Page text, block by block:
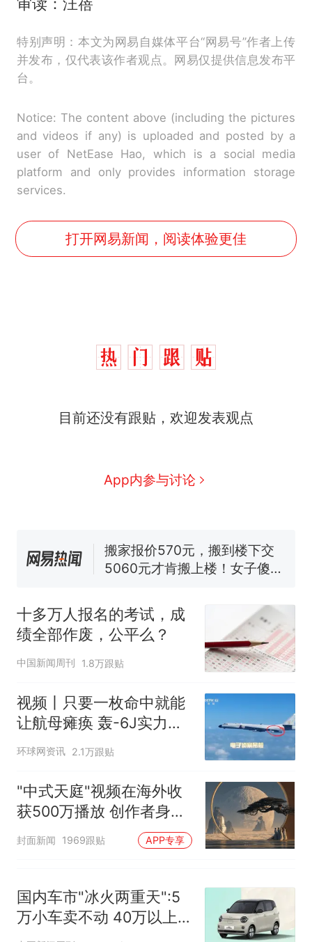
特别声明：本文为网易自媒体平台“网易号”作者上传
并发布，仅代表该作者观点。网易仅提供信息发布平
台。
Notice: The content above (including the pictures
and videos if any) is uploaded and posted by a
user of NetEase Hao, which is a social media
platform and only provides information storage
services.
打开网易新闻，阅读体验更佳
目前还没有跟贴，欢迎发表观点
App内参与讨论
新 全球唯一没有法定首都的国
家，刚改国名，总统就邀请中
了……
视频丨只要一枚命中就能让航
母瘫痪 轰-6J实力有多强？
电力部门回应
5万的小车卖不动，40万以上
的抢着买
热 十多万人报名的考试，成绩
十多万人报名的考试，成
绩全部作废，公平么？
中国新闻周刊 1.8万跟贴
视频丨只要一枚命中就能
让航母瘫痪 轰-6J实力有
多强？
环球网资讯 2.1万跟贴
"中式天庭"视频在海外收
获500万播放 创作者身份
披露
封面新闻 1969跟贴 APP专享
国内车市"冰火两重天":5
万小车卖不动 40万以上
的抢购